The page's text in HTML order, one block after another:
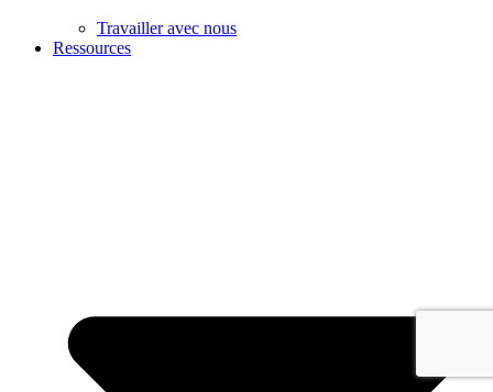
Travailler avec nous
Ressources